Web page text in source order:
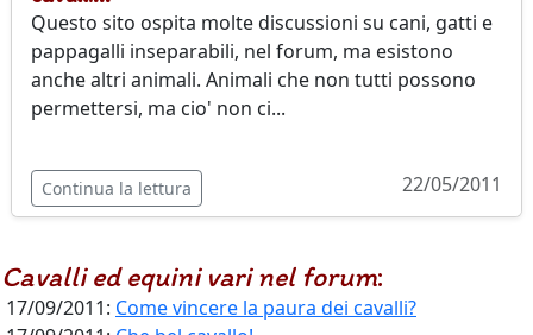
Questo sito ospita molte discussioni su cani, gatti e
pappagalli inseparabili, nel forum, ma esistono
anche altri animali. Animali che non tutti possono
permettersi, ma cio' non ci...
Continua la lettura 22/05/2011
Cavalli ed equini varinel forum:
17/09/2011: Come vincere la paura dei cavalli?